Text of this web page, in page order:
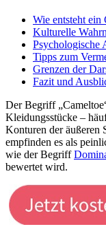
Wie entsteht ein
Kulturelle
Psychologische
Tipps zum
Grenzen der
Fazit und
Der Begriff
Kleidungsstücke –
Konturen der äußeren
empfinden es als
wie der Begriff
bewertet wird.